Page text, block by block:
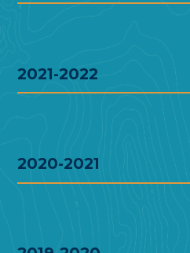
2021-2022
2020-2021